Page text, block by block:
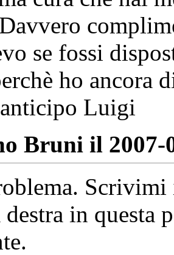
se fossi
ho ancora
Luigi
Bruni il 2007-
destra in questa